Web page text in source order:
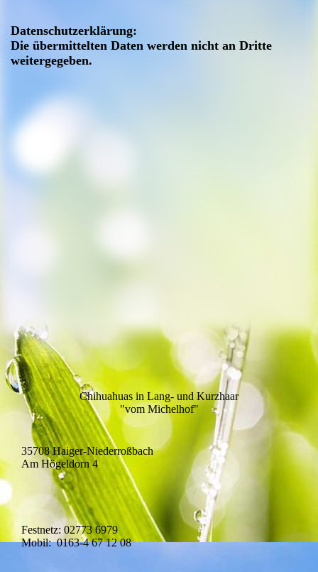
Datenschutzerklärung:
Die übermittelten Daten werden nicht an Dritte
weitergegeben.
Chihuahuas in Lang- und Kurzhaar
"vom Michelhof"
35708 Haiger-Niederroßbach
Am Högeldorn 4
Festnetz: 02773 6979
Mobil: 0163-4 67 12 08